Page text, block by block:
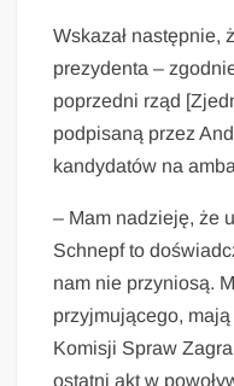
Wskazał następnie,
prezydenta –
poprzedni rząd
podpisaną przez
kandydatów na
– Mam nadzieję, że
Schnepf to
nam nie przyniosą.
przyjmującego,
Komisji Spraw
ostatni akt w